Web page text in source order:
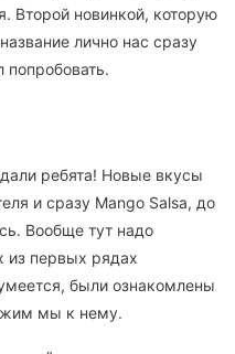
Второй новинкой, которую
лично нас сразу
попробовать.
ребята! Новые вкусы
и сразу Mango Salsa, до
Вообще тут надо
из первых рядах
были ознакомлены
мы к нему.